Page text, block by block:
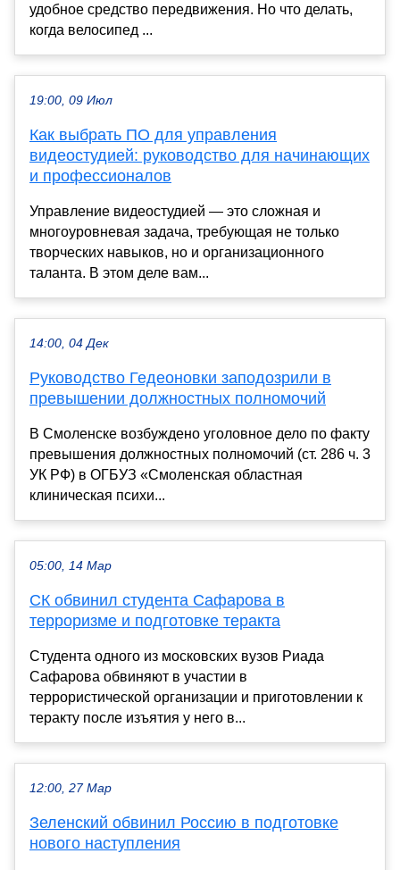
удобное средство передвижения. Но что делать,
когда велосипед ...
19:00, 09 Июл
Как выбрать ПО для управления
видеостудией: руководство для начинающих
и профессионалов
Управление видеостудией — это сложная и
многоуровневая задача, требующая не только
творческих навыков, но и организационного
таланта. В этом деле вам...
14:00, 04 Дек
Руководство Гедеоновки заподозрили в
превышении должностных полномочий
В Смоленске возбуждено уголовное дело по факту
превышения должностных полномочий (ст. 286 ч. 3
УК РФ) в ОГБУЗ «Смоленская областная
клиническая психи...
05:00, 14 Мар
СК обвинил студента Сафарова в
терроризме и подготовке теракта
Студента одного из московских вузов Риада
Сафарова обвиняют в участии в
террористической организации и приготовлении к
теракту после изъятия у него в...
12:00, 27 Мар
Зеленский обвинил Россию в подготовке
нового наступления